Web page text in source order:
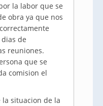
la labor que se
obra ya que nos
de
reuniones.
que se
comision el
la situacion de la